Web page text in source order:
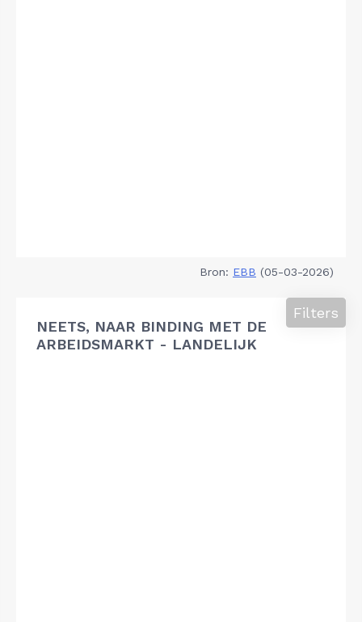
Bron: EBB (05-03-2026)
NEETS, NAAR BINDING MET DE
ARBEIDSMARKT - LANDELIJK
Filters